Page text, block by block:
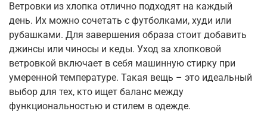
Ветровки из хлопка отлично подходят на каждый
день. Их можно сочетать с футболками, худи или
рубашками. Для завершения образа стоит добавить
джинсы или чиносы и кеды. Уход за хлопковой
ветровкой включает в себя машинную стирку при
умеренной температуре. Такая вещь – это идеальный
выбор для тех, кто ищет баланс между
функциональностью и стилем в одежде.